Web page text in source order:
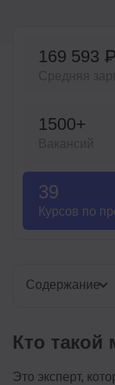
169 593 ₽
1500+
39
Курсов по
Содержание
Кто такой
Это эксперт,
Акции и